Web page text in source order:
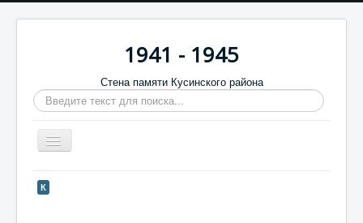
1941 - 1945
Стена памяти Кусинского района
Искать...
Включить/
выключить
Главная
К